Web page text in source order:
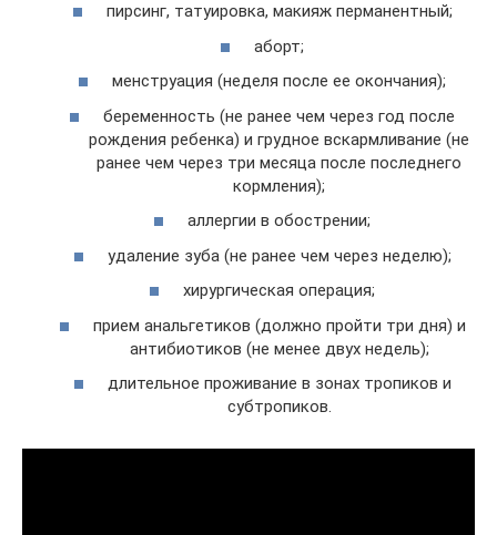
пирсинг, татуировка, макияж перманентный;
аборт;
менструация (неделя после ее окончания);
беременность (не ранее чем через год после
рождения ребенка) и грудное вскармливание (не
ранее чем через три месяца после последнего
кормления);
аллергии в обострении;
удаление зуба (не ранее чем через неделю);
хирургическая операция;
прием анальгетиков (должно пройти три дня) и
антибиотиков (не менее двух недель);
длительное проживание в зонах тропиков и
субтропиков.